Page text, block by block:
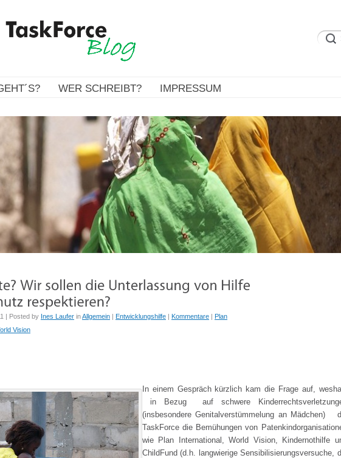
WER SCHREIBT? IMPRESSUM
| Posted by Ines Laufer inAllgemein | Entwicklungshilfe | Kommentare | Plan
Vision
In einem Gespräch kürzlich kam die Frage auf,
in Bezug auf schwere
(insbesondere Genitalverstümmelung an Mädchen)
TaskForce die Bemühungen von
wie Plan International, World Vision, Kindernothilfe
ChildFund (d.h. langwierige Sensibilisierungsversuche,